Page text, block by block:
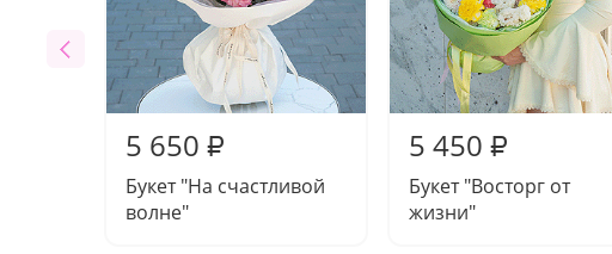
5 650 ₽
Букет "На счастливой
волне"
5 450 ₽
Букет "Восторг от
жизни"